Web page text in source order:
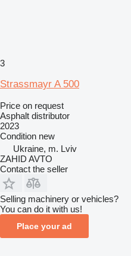
3
Strassmayr A 500
Price on request
Asphalt distributor
2023
Condition new
Ukraine, m. Lviv
ZAHID AVTO
Contact the seller
Selling machinery or vehicles?
You can do it with us!
Place your ad